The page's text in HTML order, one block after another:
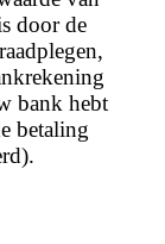
door de
bank hebt
betaling